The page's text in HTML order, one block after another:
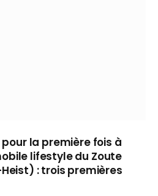
la première fois à
lifestyle du Zoute
: trois premières